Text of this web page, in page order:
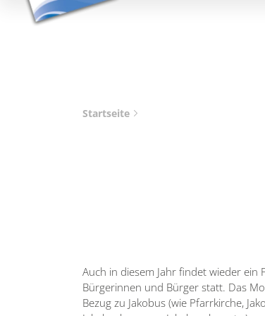
Startseite
Auch in diesem Jahr findet wieder
Bürgerinnen und Bürger statt. Das
Bezug zu Jakobus (wie Pfarrkirche,